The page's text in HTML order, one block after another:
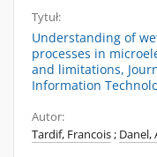
Tytuł:
Understanding of
processes in
and limitations,
Information
Autor:
Tardif, Francois; Danel,